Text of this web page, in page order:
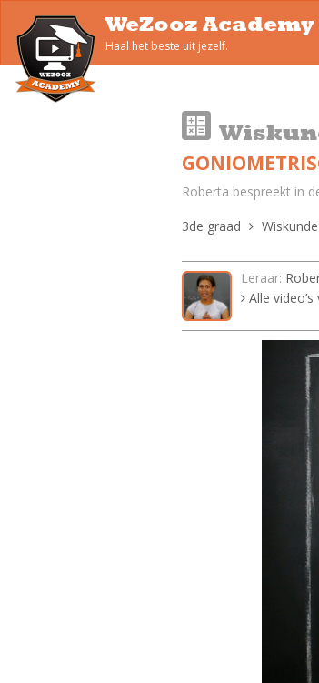
WeZooz Academy
Haal het beste uit jezelf.
Roberta bespreekt in
3de graad
Wiskunde
Leraar:
Alle video’s